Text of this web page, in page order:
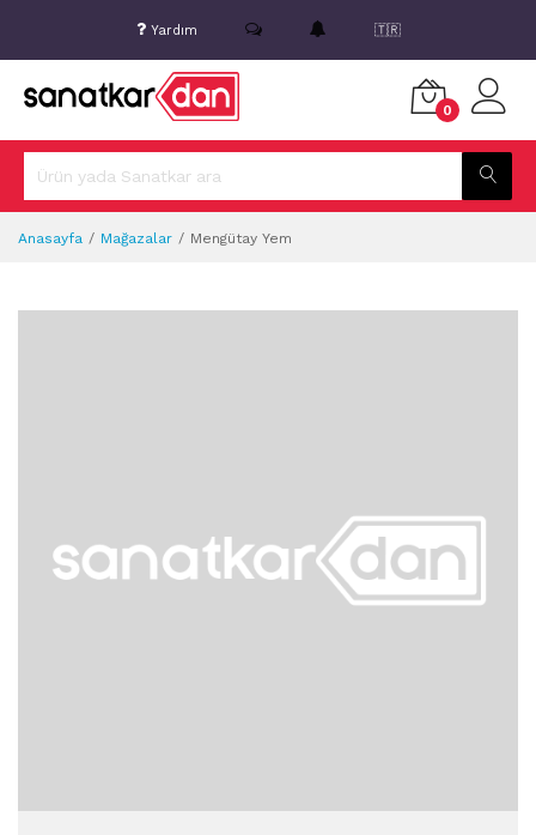
Yardım 🇹🇷
0
Anasayfa Mağazalar Mengütay Yem